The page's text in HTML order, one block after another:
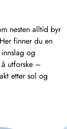
nesten alltid byr
finner du en
og
utforske –
etter sol og